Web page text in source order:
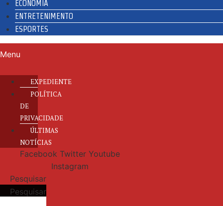
ECONOMIA
ENTRETENIMENTO
ESPORTES
Menu
EXPEDIENTE
POLÍTICA
DE
PRIVACIDADE
ÚLTIMAS
NOTÍCIAS
Facebook Twitter Youtube
Instagram
Pesquisar
Pesquisar